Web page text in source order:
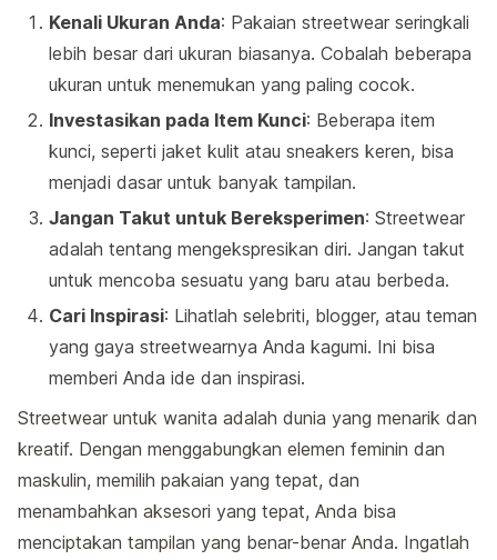
Kenali Ukuran Anda: Pakaian streetwear seringkali
lebih besar dari ukuran biasanya. Cobalah beberapa
ukuran untuk menemukan yang paling cocok.
Investasikan pada Item Kunci: Beberapa item
kunci, seperti jaket kulit atau sneakers keren, bisa
menjadi dasar untuk banyak tampilan.
Jangan Takut untuk Bereksperimen: Streetwear
adalah tentang mengekspresikan diri. Jangan takut
untuk mencoba sesuatu yang baru atau berbeda.
Cari Inspirasi: Lihatlah selebriti, blogger, atau teman
yang gaya streetwearnya Anda kagumi. Ini bisa
memberi Anda ide dan inspirasi.
Streetwear untuk wanita adalah dunia yang menarik dan
kreatif. Dengan menggabungkan elemen feminin dan
maskulin, memilih pakaian yang tepat, dan
menambahkan aksesori yang tepat, Anda bisa
menciptakan tampilan yang benar-benar Anda. Ingatlah